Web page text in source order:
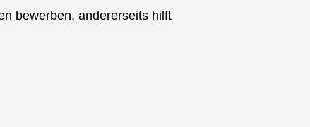
bewerben, andererseits hilft